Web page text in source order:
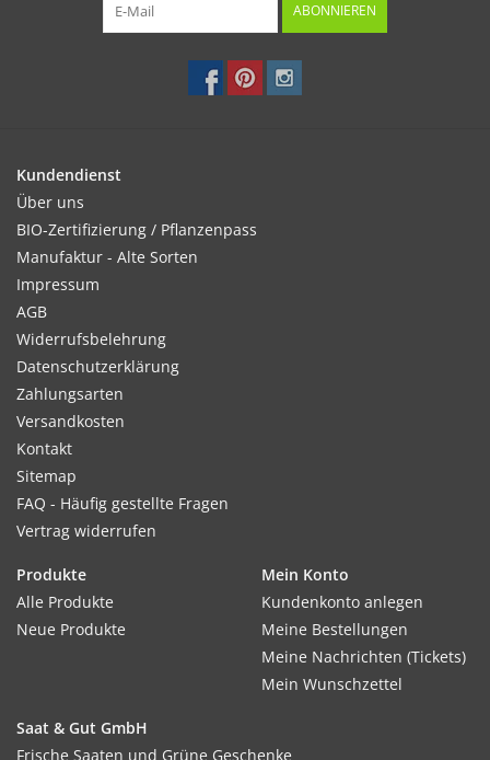
ABONNIEREN
Kundendienst
Über uns
BIO-Zertifizierung / Pflanzenpass
Manufaktur - Alte Sorten
Impressum
AGB
Widerrufsbelehrung
Datenschutzerklärung
Zahlungsarten
Versandkosten
Kontakt
Sitemap
FAQ - Häufig gestellte Fragen
Vertrag widerrufen
Produkte
Alle Produkte
Neue Produkte
Mein Konto
Kundenkonto anlegen
Meine Bestellungen
Meine Nachrichten (Tickets)
Mein Wunschzettel
Saat & Gut GmbH
Frische Saaten und Grüne Geschenke